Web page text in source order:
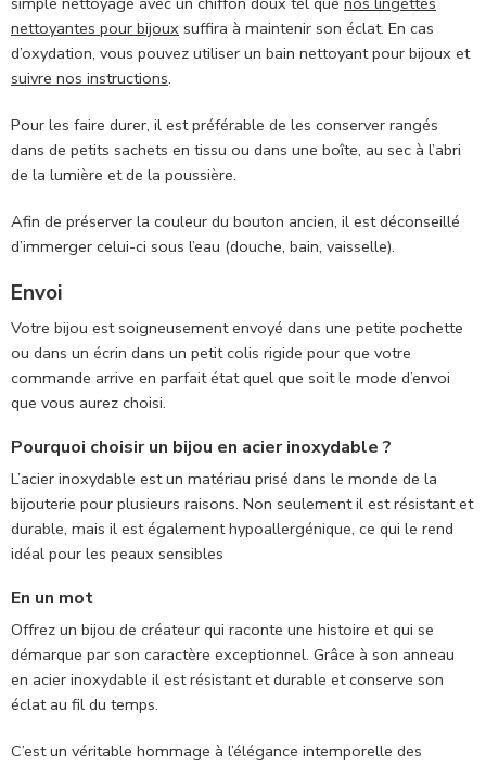
nettoyantes pour bijoux suffira à maintenir son éclat. En cas
d’oxydation, vous pouvez utiliser un bain nettoyant pour bijoux et
suivre nos instructions.
Pour les faire durer, il est préférable de les conserver rangés
dans de petits sachets en tissu ou dans une boîte, au sec à l’abri
de la lumière et de la poussière.
Afin de préserver la couleur du bouton ancien, il est déconseillé
d’immerger celui-ci sous l’eau (douche, bain, vaisselle).
Envoi
Votre bijou est soigneusement envoyé dans une petite pochette
ou dans un écrin dans un petit colis rigide pour que votre
commande arrive en parfait état quel que soit le mode d’envoi
que vous aurez choisi.
Pourquoi choisir un bijou en acier inoxydable ?
L’acier inoxydable est un matériau prisé dans le monde de la
bijouterie pour plusieurs raisons. Non seulement il est résistant et
durable, mais il est également hypoallergénique, ce qui le rend
idéal pour les peaux sensibles
En un mot
Offrez un bijou de créateur qui raconte une histoire et qui se
démarque par son caractère exceptionnel. Grâce à son anneau
en acier inoxydable il est résistant et durable et conserve son
éclat au fil du temps.
C’est un véritable hommage à l’élégance intemporelle des